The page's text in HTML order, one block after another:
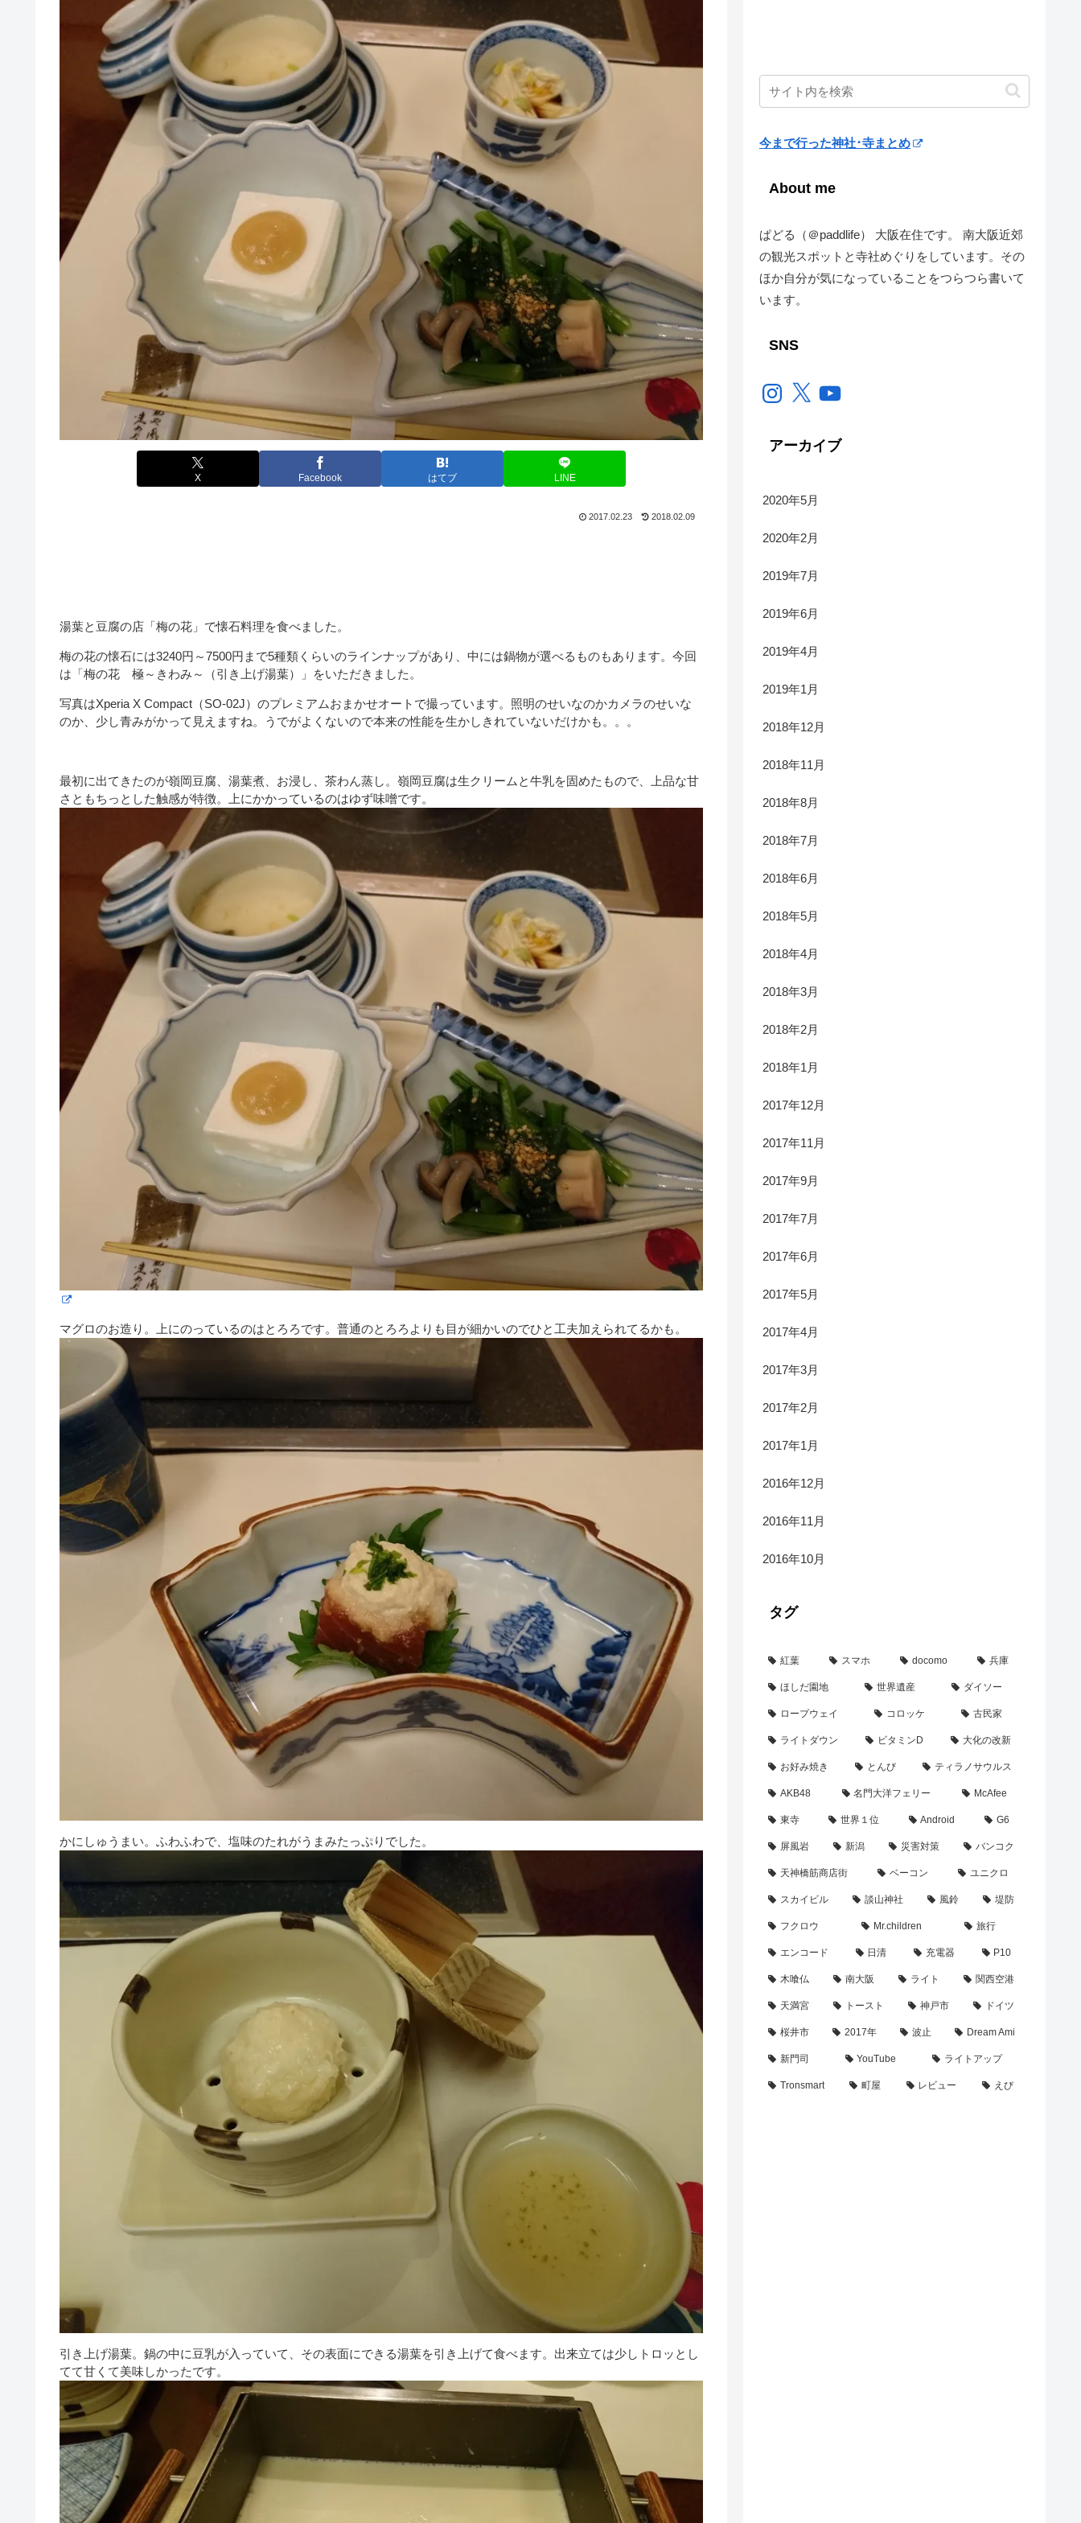
X Facebook はてブ LINE
2017.02.23 2018.02.09
湯葉と豆腐の店「梅の花」で懐石料理を食べました。
梅の花の懐石には3240円～7500円まで5種類くらいのラインナップがあり、中には鍋物が選べるものもあります。今回
は「梅の花 極～きわみ～（引き上げ湯葉）」をいただきました。
写真はXperia X Compact（SO-02J）のプレミアムおまかせオートで撮っています。照明のせいなのかカメラのせいな
のか、少し青みがかって見えますね。うでがよくないので本来の性能を生かしきれていないだけかも。。。
最初に出てきたのが嶺岡豆腐、湯葉煮、お浸し、茶わん蒸し。嶺岡豆腐は生クリームと牛乳を固めたもので、上品な甘
さともちっとした触感が特徴。上にかかっているのはゆず味噌です。
マグロのお造り。上にのっているのはとろろです。普通のとろろよりも目が細かいのでひと工夫加えられてるかも。
かにしゅうまい。ふわふわで、塩味のたれがうまみたっぷりでした。
引き上げ湯葉。鍋の中に豆乳が入っていて、その表面にできる湯葉を引き上げて食べます。出来立ては少しトロッとし
てて甘くて美味しかったです。
今まで行った神社･寺まとめ
About me
ぱどる（＠paddlife） 大阪在住です。 南大阪近郊
の観光スポットと寺社めぐりをしています。その
ほか自分が気になっていることをつらつら書いて
います。
SNS
Instagram
X YouTube
アーカイブ
2020年5月
2020年2月
2019年7月
2019年6月
2019年4月
2019年1月
2018年12月
2018年11月
2018年8月
2018年7月
2018年6月
2018年5月
2018年4月
2018年3月
2018年2月
2018年1月
2017年12月
2017年11月
2017年9月
2017年7月
2017年6月
2017年5月
2017年4月
2017年3月
2017年2月
2017年1月
2016年12月
2016年11月
2016年10月
タグ
紅葉 スマホ docomo 兵庫
ほしだ園地 世界遺産 ダイソー
ロープウェイ コロッケ 古民家
ライトダウン ビタミンD 大化の改新
お好み焼き とんび ティラノサウルス
AKB48 名門大洋フェリー McAfee
東寺 世界１位 Android G6
屏風岩 新潟 災害対策 バンコク
天神橋筋商店街 ベーコン ユニクロ
スカイビル 談山神社 風鈴 堤防
フクロウ Mr.children 旅行
エンコード 日清 充電器 P10
木喰仏 南大阪 ライト 関西空港
天満宮 トースト 神戸市 ドイツ
桜井市 2017年 波止 Dream Ami
新門司 YouTube ライトアップ
Tronsmart 町屋 レビュー えび